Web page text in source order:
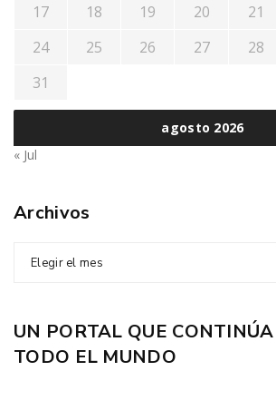
agosto 2026
17
18 19 20 21
24
25 26 27 28
31
« Jul
Archivos
Elegir el mes
UN PORTAL QUE
TODO EL MUNDO